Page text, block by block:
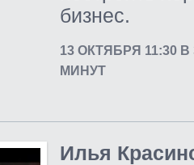
бизнес.
13 ОКТЯБРЯ 11:30
МИНУТ
Илья